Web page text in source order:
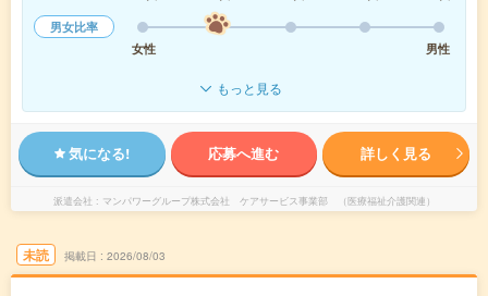
男女比率
女性
男性
もっと見る
気になる! 応募へ進む 詳しく見る
派遣会社 マンパワーグループ株式会社 ケアサービス事業部 （医療福祉介護関連）
未読 掲載日 2026/08/03